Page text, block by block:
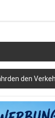
den